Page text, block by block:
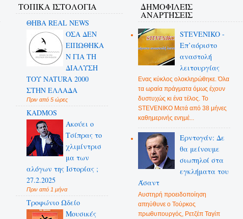
ΤΟΠΙΚΑ ΙΣΤΟΛΟΓΙΑ
ΘΗΒΑ REAL NEWS
ΟΣΑ ΔΕN
ΕΙΠΩΘΗΚΑ
Ν ΓΙΑ ΤΗ
ΔΙΑΛΥΣΗ
ΤΟΥ NATURA 2000
ΣΤΗΝ ΕΛΛΑΔΑ
Πριν από 5 ώρες
KADMOS
Ακούει ο
Τσίπρας το
χλιμίντρισ
μα των
αλόγων της Ιστορίας ;
27.2.2025
Πριν από 1 μήνα
Τροφώνιο Ωδείο
Mουσικές
ΔΗΜΟΦΙΛΕΊΣ
ΑΝΑΡΤΉΣΕΙΣ
STEVENIKO -
Επ’αόριστο
αναστολή
λειτουργίας
Ενας κύκλος ολοκληρώθηκε. Όλα
τα ωραία πράγματα όμως έχουν
δυστυχώς κι ένα τέλος. Το
STEVENIKO Μετά από 38 μήνες
καθημερινής ενημέ...
Ερντογάν: Δε
θα μείνουμε
σιωπηλοί στα
εγκλήματα του
Άσαντ
Αυστηρή προειδοποίηση
απηύθυνε ο Τούρκος
πρωθυπουργός, Ρετζέπ Ταγίπ